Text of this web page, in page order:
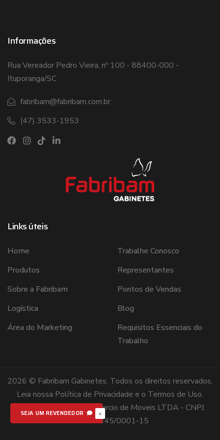
Informações
Rua Vereador Pedro Vieira, nº 100 - 88400-000 -
Ituporanga/SC
fabribam@fabribam.com.br
(47) 3533-1953
Links úteis
Home
Produtos
Sobre a Fabribam
Logística
Área do Marketing
Trabalhe Conosco
Representantes
Pontos de Vendas
Blog
Requisitos Essenciais do
Trabalho
2026 © Fabribam Gabinetes. Todos os direitos reservados.
Leia nossa Política de Privacidade e o Termos de Uso.
Fabribam Industria e Comercio de Moveis LTDA - CNPJ:
00.583.345/0001-15
SEJA UM REVENDEDOR ×